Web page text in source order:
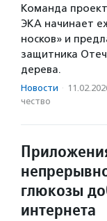
Команда
ЭКА начинает
носков» и
защитника
дерева.
Новости ·
чест­во
глюкозы
интернета